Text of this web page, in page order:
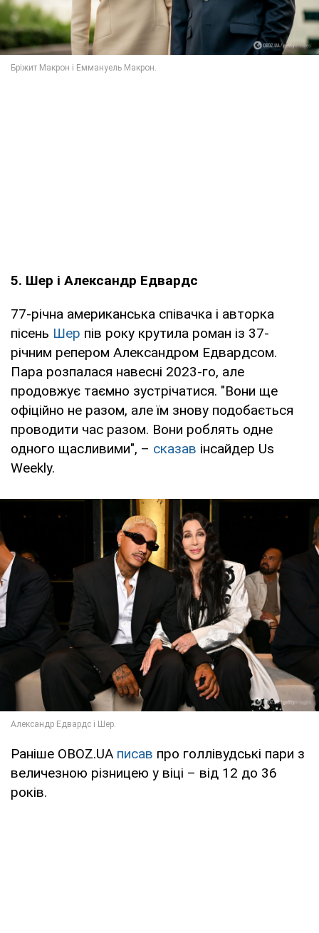
5. Шер і Александр Едвардс
77-річна американська співачка і авторка
пісень Шер пів року крутила роман із 37-
річним репером Александром Едвардсом.
Пара розпалася навесні 2023-го, але
продовжує таємно зустрічатися. "Вони ще
офіційно не разом, але їм знову подобається
проводити час разом. Вони роблять одне
одного щасливими", – сказав інсайдер Us
Weekly.
Раніше OBOZ.UA писав про голлівудські пари з
величезною різницею у віці – від 12 до 36
років.